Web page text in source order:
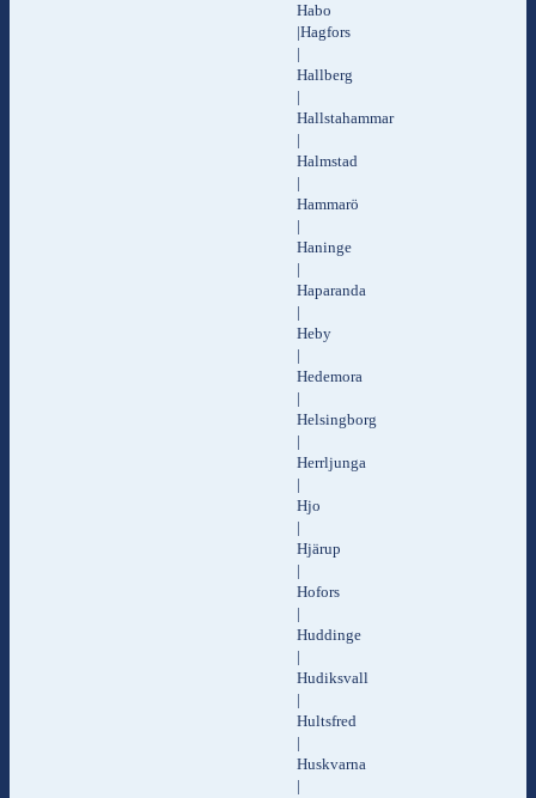
Habo
|Hagfors
|
Hallberg
|
Hallstahammar
|
Halmstad
|
Hammarö
|
Haninge
|
Haparanda
|
Heby
|
Hedemora
|
Helsingborg
|
Herrljunga
|
Hjo
|
Hjärup
|
Hofors
|
Huddinge
|
Hudiksvall
|
Hultsfred
|
Huskvarna
|